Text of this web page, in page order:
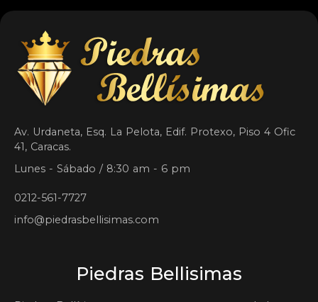
Av. Urdaneta, Esq. La Pelota, Edif. Protexo, Piso 4 Ofic
41, Caracas.
Lunes - Sábado / 8:30 am - 6 pm
0212-561-7727
info@piedrasbellisimas.com
Piedras Bellisimas